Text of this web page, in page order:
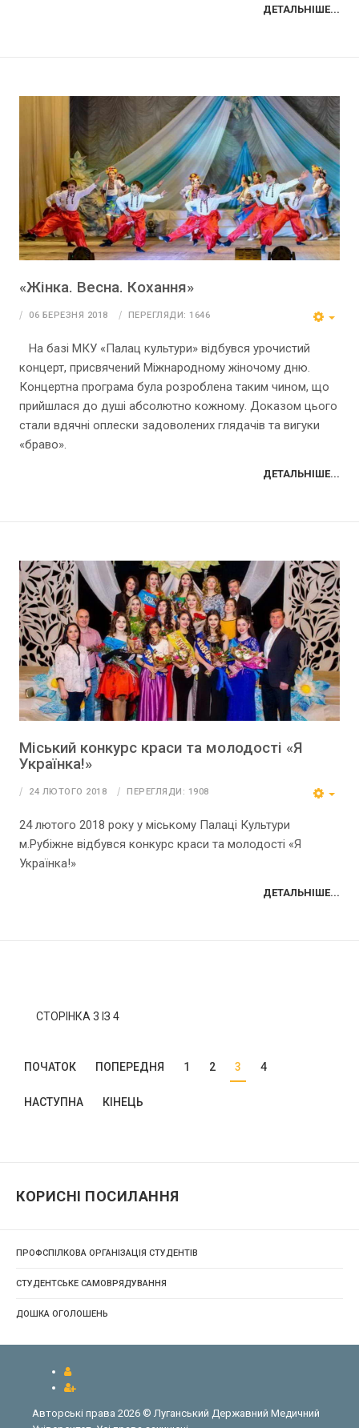
ДЕТАЛЬНІШЕ...
«Жінка. Весна. Кохання»
06 БЕРЕЗНЯ 2018 ПЕРЕГЛЯДИ: 1646
На базі МКУ «Палац культури» відбувся урочистий
концерт, присвячений Міжнародному жіночому дню.
Концертна програма була розроблена таким чином, що
прийшлася до душі абсолютно кожному. Доказом цього
стали вдячні оплески задоволених глядачів та вигуки
«браво».
ДЕТАЛЬНІШЕ...
Міський конкурс краси та молодості «Я
Українка!»
24 ЛЮТОГО 2018 ПЕРЕГЛЯДИ: 1908
24 лютого 2018 року у міському Палаці Культури
м.Рубіжне відбувся конкурс краси та молодості «Я
Українка!»
ДЕТАЛЬНІШЕ...
СТОРІНКА 3 ІЗ 4
ПОЧАТОК ПОПЕРЕДНЯ 1 2 3 4
НАСТУПНА КІНЕЦЬ
КОРИСНІ ПОСИЛАННЯ
ПРОФСПІЛКОВА ОРГАНІЗАЦІЯ СТУДЕНТІВ
СТУДЕНТСЬКЕ САМОВРЯДУВАННЯ
ДОШКА ОГОЛОШЕНЬ
Авторські права 2026 © Луганський Державний Медичний